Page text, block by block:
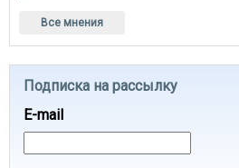
Все мнения
Подписка на рассылку
E-mail